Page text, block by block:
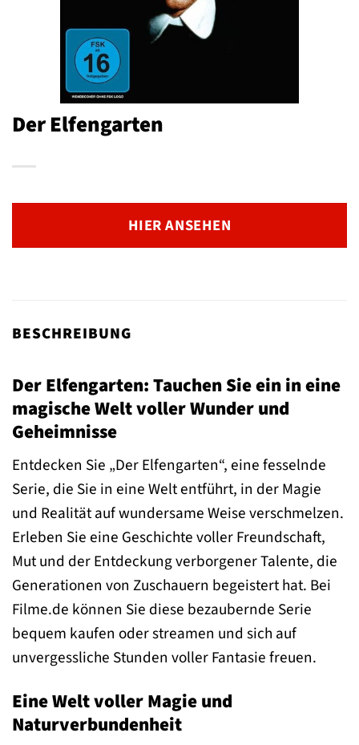
Der Elfengarten
HIER ANSEHEN
BESCHREIBUNG
Der Elfengarten: Tauchen Sie ein in eine
magische Welt voller Wunder und
Geheimnisse
Entdecken Sie „Der Elfengarten“, eine fesselnde
Serie, die Sie in eine Welt entführt, in der Magie
und Realität auf wundersame Weise verschmelzen.
Erleben Sie eine Geschichte voller Freundschaft,
Mut und der Entdeckung verborgener Talente, die
Generationen von Zuschauern begeistert hat. Bei
Filme.de können Sie diese bezaubernde Serie
bequem kaufen oder streamen und sich auf
unvergessliche Stunden voller Fantasie freuen.
Eine Welt voller Magie und
Naturverbundenheit